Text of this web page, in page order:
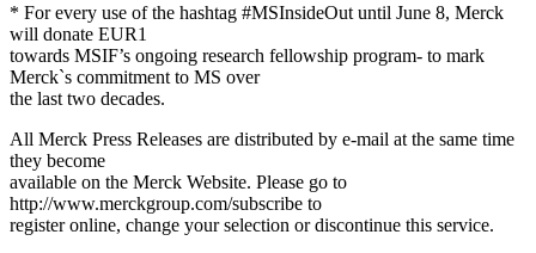
* For every use of the hashtag #MSInsideOut until June 8, Merck
will donate EUR1
towards MSIF’s ongoing research fellowship program- to mark
Merck`s commitment to MS over
the last two decades.
All Merck Press Releases are distributed by e-mail at the same time
they become
available on the Merck Website. Please go to
http://www.merckgroup.com/subscribe to
register online, change your selection or discontinue this service.